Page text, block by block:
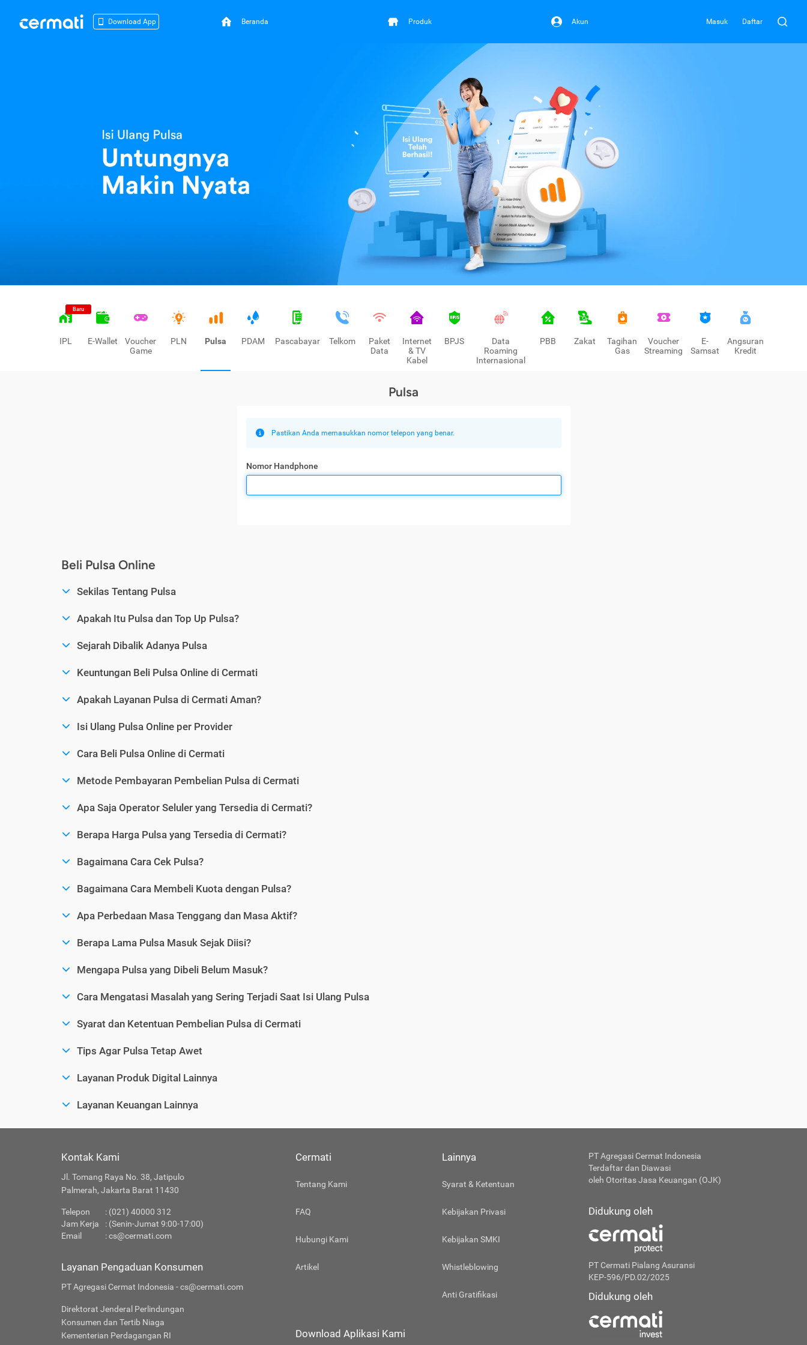
Download App Beranda Produk Akun Masuk Daftar
Baru
IPL E-Wallet
Voucher
Game
PLN Pulsa PDAM Pascabayar Telkom
Paket
Data
Internet
& TV
Kabel
BPJS
Data
Roaming
Internasional
PBB Zakat
Tagihan
Gas
Voucher
Streaming
E-
Samsat
Angsuran
Kredit
Pulsa
Pastikan Anda memasukkan nomor telepon yang benar.
Nomor Handphone
Beli Pulsa Online
Sekilas Tentang Pulsa
Apakah Itu Pulsa dan Top Up Pulsa?
Sejarah Dibalik Adanya Pulsa
Keuntungan Beli Pulsa Online di Cermati
Apakah Layanan Pulsa di Cermati Aman?
Isi Ulang Pulsa Online per Provider
Cara Beli Pulsa Online di Cermati
Metode Pembayaran Pembelian Pulsa di Cermati
Apa Saja Operator Seluler yang Tersedia di Cermati?
Berapa Harga Pulsa yang Tersedia di Cermati?
Bagaimana Cara Cek Pulsa?
Bagaimana Cara Membeli Kuota dengan Pulsa?
Apa Perbedaan Masa Tenggang dan Masa Aktif?
Berapa Lama Pulsa Masuk Sejak Diisi?
Mengapa Pulsa yang Dibeli Belum Masuk?
Cara Mengatasi Masalah yang Sering Terjadi Saat Isi Ulang Pulsa
Syarat dan Ketentuan Pembelian Pulsa di Cermati
Tips Agar Pulsa Tetap Awet
Layanan Produk Digital Lainnya
Layanan Keuangan Lainnya
Kontak Kami
Jl. Tomang Raya No. 38, Jatipulo
Palmerah, Jakarta Barat 11430
Telepon
: (021) 40000 312
Jam Kerja
: (Senin-Jumat 9:00-17:00)
Email
:cs@cermati.com
Layanan Pengaduan Konsumen
PT Agregasi Cermat Indonesia - cs@cermati.com
Direktorat Jenderal Perlindungan
Konsumen dan Tertib Niaga
Kementerian Perdagangan RI
Cermati
Tentang Kami
FAQ
Hubungi Kami
Artikel
Lainnya
Syarat & Ketentuan
Kebijakan Privasi
Kebijakan SMKI
Whistleblowing
Anti Gratifikasi
Download Aplikasi Kami
PT Agregasi Cermat Indonesia
Terdaftar dan Diawasi
oleh Otoritas Jasa Keuangan (OJK)
Didukung oleh
PT Cermati Pialang Asuransi
KEP-596/PD.02/2025
Didukung oleh